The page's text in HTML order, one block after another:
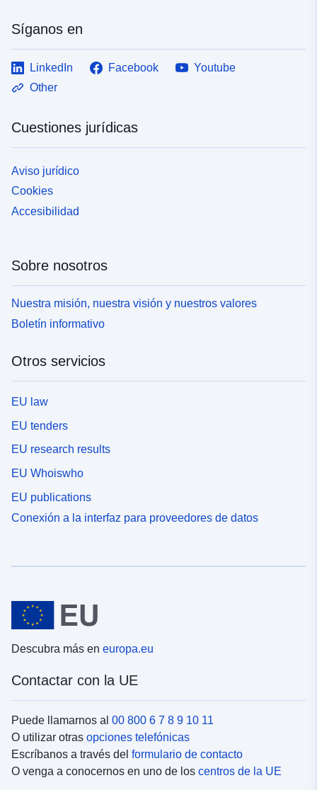
Síganos en
LinkedIn Facebook
Youtube
Other
Cuestiones jurídicas
Aviso jurídico
Cookies
Accesibilidad
Sobre nosotros
Nuestra misión, nuestra visión y nuestros valores
Boletín informativo
Otros servicios
EU law
EU tenders
EU research results
EU Whoiswho
EU publications
Conexión a la interfaz para proveedores de datos
Descubra más en europa.eu
Contactar con la UE
Puede llamarnos al 00 800 6 7 8 9 10 11
O utilizar otras opciones telefónicas
Escríbanos a través del formulario de contacto
O venga a conocernos en uno de los centros de la UE